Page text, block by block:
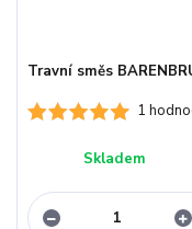
1
Travní směs
Skladem